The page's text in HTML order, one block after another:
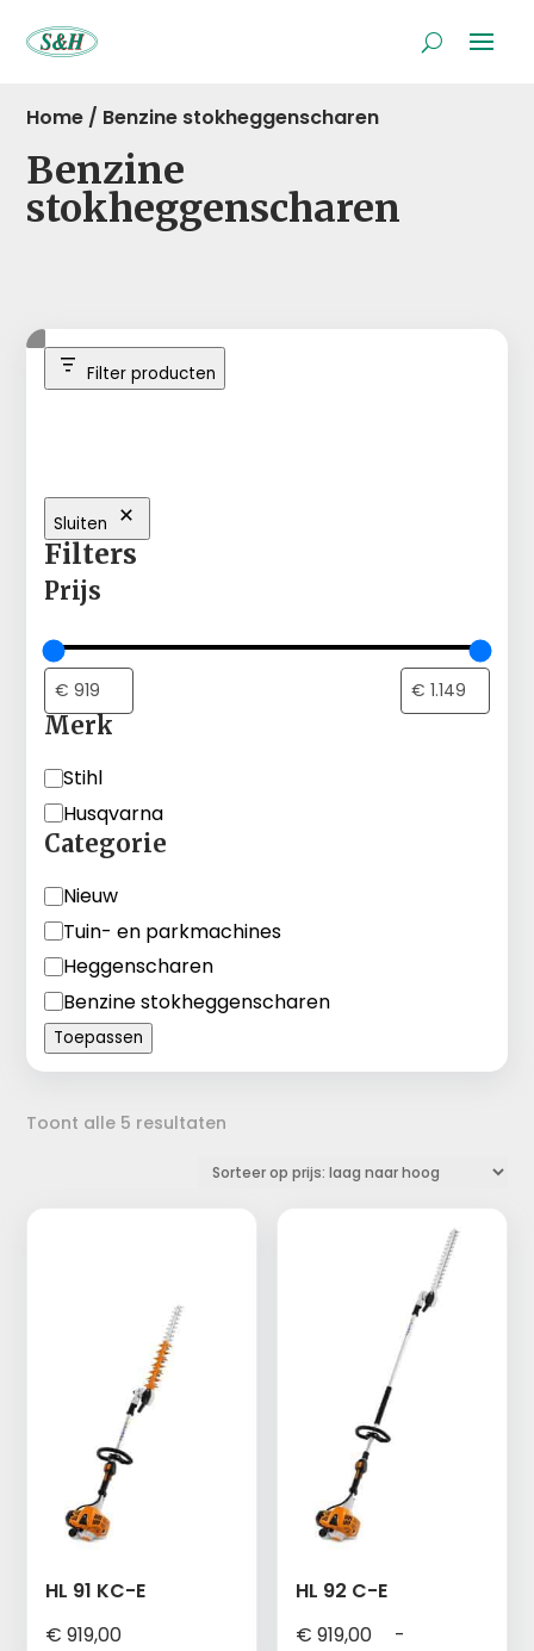
Home / Benzine stokheggenscharen
Benzine
stokheggenscharen
Filter producten
Sluiten
Filters
Prijs
Merk
Merk
Stihl
Husqvarna
Categorie
Categorie
Nieuw
Tuin- en parkmachines
Heggenscharen
Benzine stokheggenscharen
Toepassen
Toont alle 5 resultaten
HL 91 KC-E
€ 919,00
HL 92 C-E
€ 919,00
-